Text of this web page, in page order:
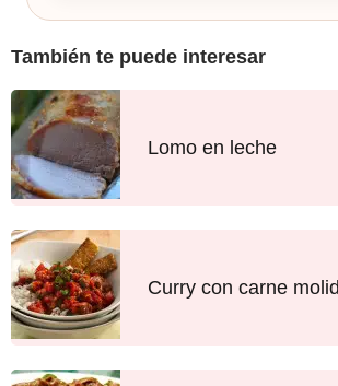
También te puede interesar
Lomo en leche
Curry con carne